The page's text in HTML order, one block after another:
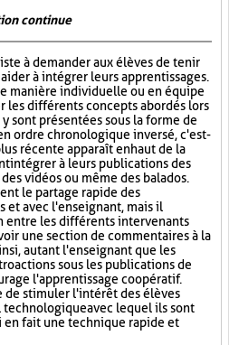
continue
à demander aux élèves de tenir
à intégrer leurs apprentissages.
manière individuelle ou en équipe
les différents concepts abordés lors
sont présentées sous la forme de
ordre chronologique inversé, c'est-
récente apparaît en haut de la
intégrer à leurs publications des
vidéos ou même des balados.
le partage rapide des
et avec l'enseignant, mais il
entre les différents intervenants
une section de commentaires à la
autant l'enseignant que les
sous les publications de
l'apprentissage coopératif.
de stimuler l'intérêt des élèves
avec lequel ils sont
en fait une technique rapide et